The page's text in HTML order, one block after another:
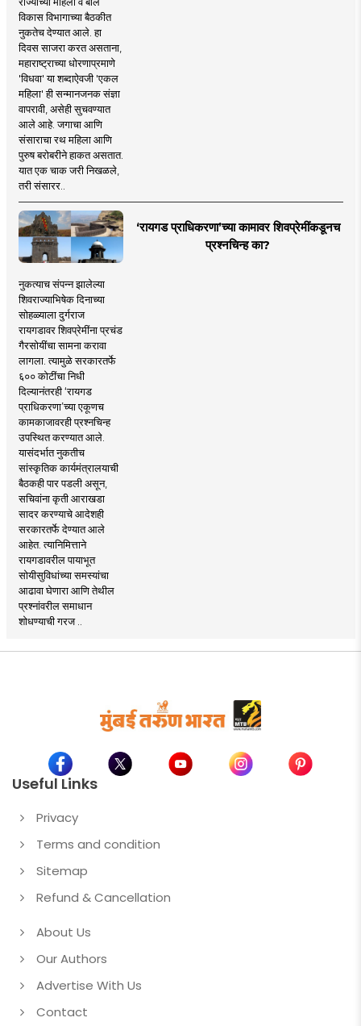
विकास विभागाच्या बैठकीत
नुकतेच देण्यात आले. हा
दिवस साजरा करत असताना,
महाराष्ट्राच्या धोरणाप्रमाणे
'विधवा' या शब्दाऐवजी 'एकल
महिला' ही सन्मानजनक संज्ञा
वापरावी, असेही सुचवण्यात
आले आहे. जगाचा आणि
संसाराचा रथ महिला आणि
पुरुष बरोबरीने हाकत असतात.
यात एक चाक जरी निखळले,
तरी संसारर..
‘रायगड प्राधिकरणा’च्या कामावर शिवप्रेमींकडूनच
प्रश्नचिन्ह का?
नुकत्याच संपन्न झालेल्या
शिवराज्याभिषेक दिनाच्या
सोहळ्याला दुर्गराज
रायगडावर शिवप्रेमींना प्रचंड
गैरसोयींचा सामना करावा
लागला. त्यामुळे सरकारतर्फे
६०० कोटींचा निधी
दिल्यानंतरही ‘रायगड
प्राधिकरणा’च्या एकूणच
कामकाजावरही प्रश्नचिन्ह
उपस्थित करण्यात आले.
यासंदर्भात नुकतीच
सांस्कृतिक कार्यमंत्रालयाची
बैठकही पार पडली असून,
सचिवांना कृती आराखडा
सादर करण्याचे आदेशही
सरकारतर्फे देण्यात आले
आहेत. त्यानिमित्ताने
रायगडावरील पायाभूत
सोयीसुविधांच्या समस्यांचा
आढावा घेणारा आणि तेथील
प्रश्नांवरील समाधान
शोधण्याची गरज ..
Useful Links
Privacy
Terms and condition
Sitemap
Refund & Cancellation
About Us
Our Authors
Advertise With Us
Contact